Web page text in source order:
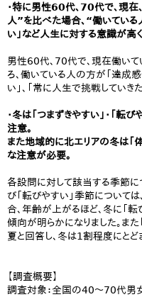
・特に男性60代、70代で、現在
人”を比べた場合、“働いてい
い」など人生に対する意識が高
男性60代、70代で、現在働いて
ろ、働いている人の方が「達成
い」、「常に人生で挑戦していき
・冬は「つまずきやすい」・「
注意。
また地域的に北エリアの冬は「
な注意が必要。
各設問に対して該当する季節に
び「転びやすい」季節について
合、年齢が上がるほど、冬に「転
傾向が明らかになりました。ま
夏と回答し、冬は1割程度にとど
【調査概要】
調査対象：全国の40～70代男